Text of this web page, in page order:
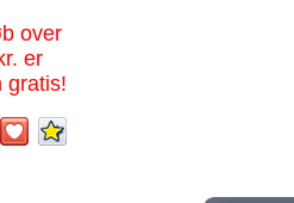
over
er
gratis!